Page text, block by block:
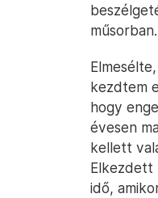
műsorban.
kezdtem
hogy
évesen
kellett
Elkezdett
idő,